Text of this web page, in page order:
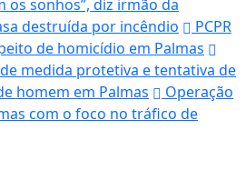
os sonhos”, diz irmão da
destruída por incêndio
PCPR
de homicídio em Palmas
medida protetiva e tentativa de
homem em Palmas
Operação
com o foco no tráfico de